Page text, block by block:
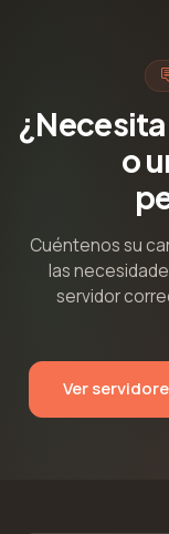
o
Cuéntenos su
las
servidor
Ver